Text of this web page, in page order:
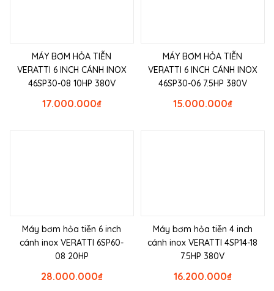
MÁY BƠM HỎA TIỄN
VERATTI 6 INCH CÁNH INOX
46SP30-08 10HP 380V
₫
17.000.000
MÁY BƠM HỎA TIỄN
VERATTI 6 INCH CÁNH INOX
46SP30-06 7.5HP 380V
₫
15.000.000
Máy bơm hỏa tiễn 6 inch
cánh inox VERATTI 6SP60-
08 20HP
₫
28.000.000
Máy bơm hỏa tiễn 4 inch
cánh inox VERATTI 4SP14-18
7.5HP 380V
₫
16.200.000